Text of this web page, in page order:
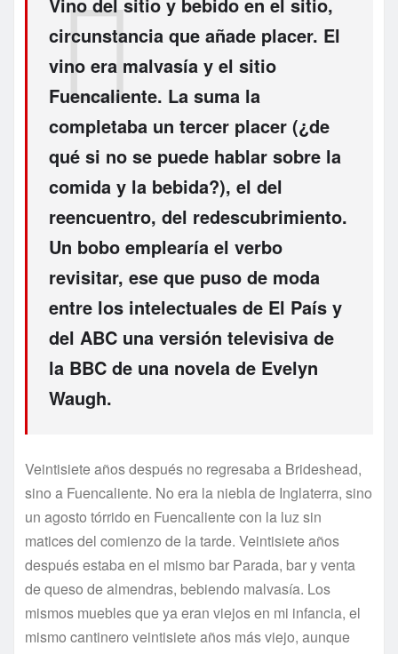
circunstancia que añade placer. El
vino era malvasía y el sitio
Fuencaliente. La suma la
completaba un tercer placer (¿de
qué si no se puede hablar sobre la
comida y la bebida?), el del
reencuentro, del redescubrimiento.
Un bobo emplearía el verbo
revisitar, ese que puso de moda
entre los intelectuales de El País y
del ABC una versión televisiva de
la BBC de una novela de Evelyn
Waugh.
Veintisiete años después no regresaba a Brideshead,
sino a Fuencaliente. No era la niebla de Inglaterra, sino
un agosto tórrido en Fuencaliente con la luz sin
matices del comienzo de la tarde. Veintisiete años
después estaba en el mismo bar Parada, bar y venta
de queso de almendras, bebiendo malvasía. Los
mismos muebles que ya eran viejos en mi infancia, el
mismo cantinero veintisiete años más viejo, aunque